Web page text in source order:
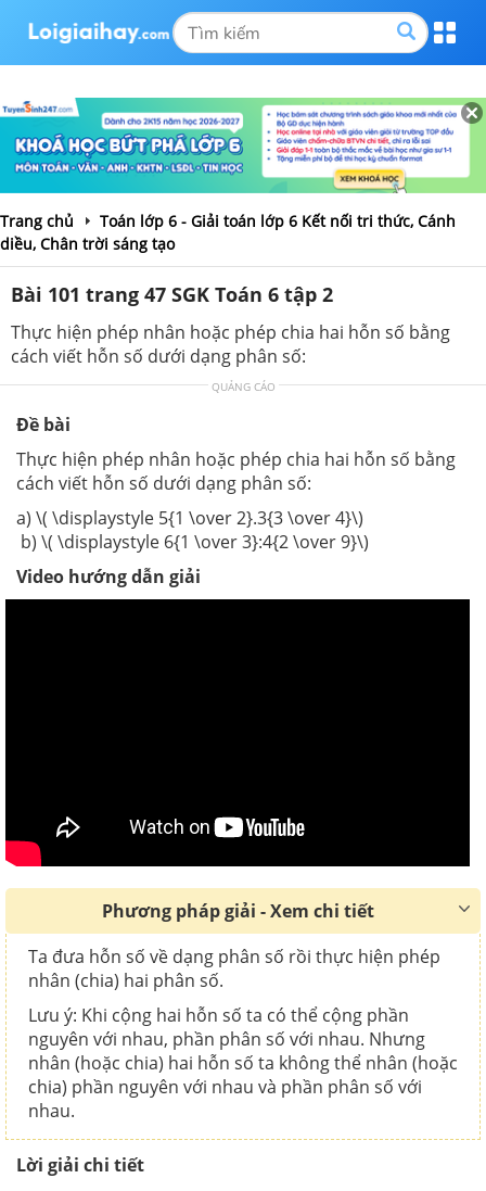
Trang chủ
Toán lớp 6 - Giải toán lớp 6 Kết nối tri thức, Cánh
diều, Chân trời sáng tạo
Bài 101 trang 47 SGK Toán 6 tập 2
Thực hiện phép nhân hoặc phép chia hai hỗn số bằng
cách viết hỗn số dưới dạng phân số:
QUẢNG CÁO
Đề bài
Thực hiện phép nhân hoặc phép chia hai hỗn số bằng
cách viết hỗn số dưới dạng phân số:
a) \( \displaystyle 5{1 \over 2}.3{3 \over 4}\)
b) \( \displaystyle 6{1 \over 3}:4{2 \over 9}\)
Video hướng dẫn giải
Phương pháp giải - Xem chi tiết
Ta đưa hỗn số về dạng phân số rồi thực hiện phép
nhân (chia) hai phân số.
Lưu ý: Khi cộng hai hỗn số ta có thể cộng phần
nguyên với nhau, phần phân số với nhau. Nhưng
nhân (hoặc chia) hai hỗn số ta không thể nhân (hoặc
chia) phần nguyên với nhau và phần phân số với
nhau.
Lời giải chi tiết